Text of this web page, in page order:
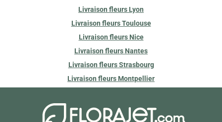
Livraison fleurs Lyon
Livraison fleurs Toulouse
Livraison fleurs Nice
Livraison fleurs Nantes
Livraison fleurs Strasbourg
Livraison fleurs Montpellier